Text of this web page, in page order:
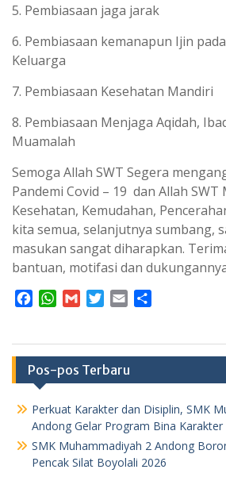
5. Pembiasaan jaga jarak
6. Pembiasaan kemanapun Ijin
Keluarga
7. Pembiasaan Kesehatan Mandiri
8. Pembiasaan Menjaga Aqidah,
Muamalah
Semoga Allah SWT Segera
Pandemi Covid – 19 dan Allah
Kesehatan, Kemudahan,
kita semua, selanjutnya sumbang,
masukan sangat diharapkan.
bantuan, motifasi dan
b
o
o
k
W
s
A
p
p
l
t
e
r
l
Pos-pos Terbaru
Perkuat Karakter dan Disiplin, SMK
Andong Gelar Program Bina
SMK Muhammadiyah 2 Andong
Pencak Silat Boyolali 2026